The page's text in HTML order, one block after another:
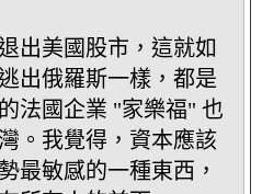
出美國股市，這就如
出俄羅斯一樣，都是
法國企業 "家樂福" 也
。我覺得，資本應該
最敏感的一種東西，